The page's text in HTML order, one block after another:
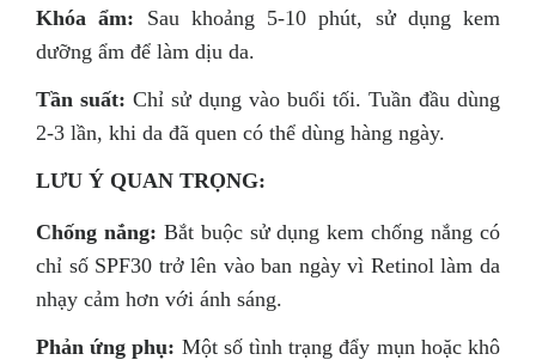
Khóa ẩm: Sau khoảng 5-10 phút, sử dụng kem
dưỡng ẩm để làm dịu da.
Tần suất: Chỉ sử dụng vào buổi tối. Tuần đầu dùng
2-3 lần, khi da đã quen có thể dùng hàng ngày.
LƯU Ý QUAN TRỌNG:
Chống nắng: Bắt buộc sử dụng kem chống nắng có
chỉ số SPF30 trở lên vào ban ngày vì Retinol làm da
nhạy cảm hơn với ánh sáng.
Phản ứng phụ: Một số tình trạng đẩy mụn hoặc khô